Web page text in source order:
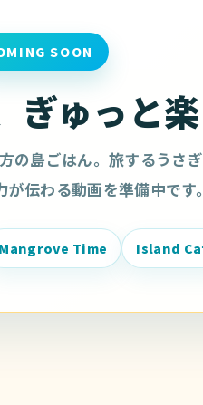
SOON
ゅっと楽
の島ごはん。旅するうさ
伝わる動画を準備中です。
Mangrove Time Island